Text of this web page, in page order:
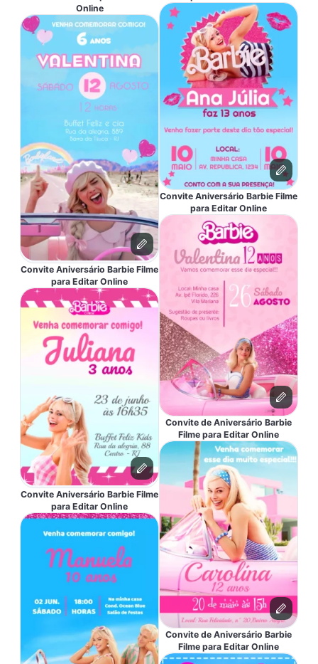
Online
Convite Aniversário Barbie Filme
para Editar Online
Convite Aniversário Barbie Filme
para Editar Online
Convite Aniversário Barbie Filme
para Editar Online
Convite de Aniversário Barbie
Filme para Editar Online
Convite de Aniversário Barbie
Filme para Editar Online